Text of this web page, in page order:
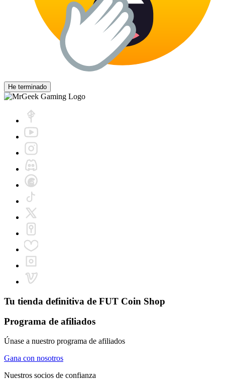
He terminado
Tu tienda definitiva de FUT Coin Shop
Programa de afiliados
Únase a nuestro programa de afiliados
Gana con nosotros
Nuestros socios de confianza